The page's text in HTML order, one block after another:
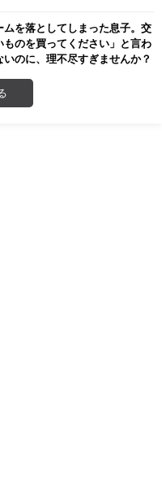
ムを落としてしまった息子。交
ものを買ってください」と言わ
のに、理不尽すぎませんか？